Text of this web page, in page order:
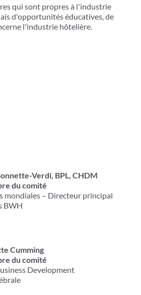
qui sont propres à l'industrie
d'opportunités éducatives, de
l'industrie hôtelière.
Verdi, BPL, CHDM
du comité
mondiales – Directeur principal
BWH
Cumming
du comité
Development